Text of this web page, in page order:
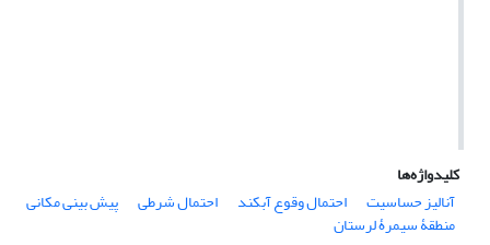
کلیدواژه‌ها
آنالیز حساسیت
احتمال وقوع آبکند احتمال شرطی پیش‏ بینی مکانی
منطقۀ سیمرۀ لرستان